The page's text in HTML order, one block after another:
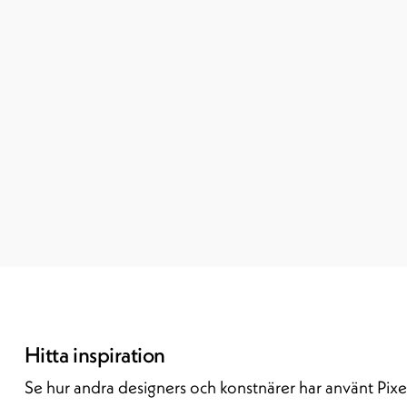
Hitta inspiration
Se hur andra designers och konstnärer har använt